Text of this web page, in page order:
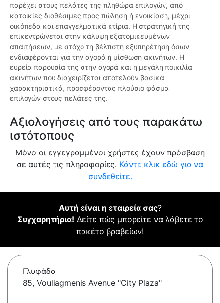
παρέχει στους πελάτες της πληθώρα επιλογών, από
κατοικίες διαθέσιμες προς πώληση ή ενοικίαση, μέχρι
οικόπεδα και επαγγελματικά κτίρια. Η στρατηγική της
επικεντρώνεται στην κάλυψη εξατομικευμένων
απαιτήσεων, με στόχο τη βέλτιστη εξυπηρέτηση όσων
ενδιαφέρονται για την αγορά ή μίσθωση ακινήτων. Η
ευρεία παρουσία της στην αγορά και η μεγάλη ποικιλία
ακινήτων που διαχειρίζεται αποτελούν βασικά
χαρακτηριστικά, προσφέροντας πλούσιο φάσμα
επιλογών στους πελάτες της.
Αξιολογήσεις από τους παρακάτω
ιστότοπους
Μόνο οι εγγεγραμμένοι χρήστες έχουν πρόσβαση
σε αυτές τις πληροφορίες. Κάντε κλικ εδώ για να
συνδεθείτε.
Αυτή είναι η εταιρεία σας?
Συγχαρητήρια! Δείτε πώς μπορείτε να λάβετε το
πακέτο βραβείων!
Γλυφάδα
85, Vouliagmenis Avenue "City Plaza"